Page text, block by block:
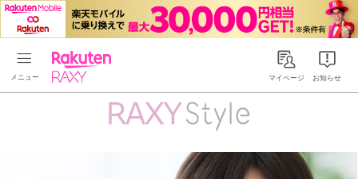
Rakuten RAXYマイページ お知らせ